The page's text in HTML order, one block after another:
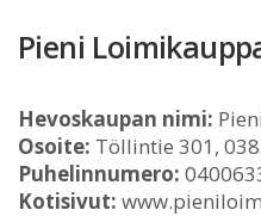
Pieni
Hevoskaupan nimi:
Osoite: Töllintie 301,
Puhelinnumero:
Kotisivut: